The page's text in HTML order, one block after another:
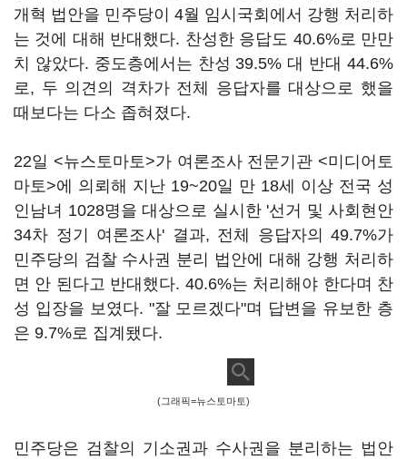
개혁 법안을 민주당이 4월 임시국회에서 강행 처리하
는 것에 대해 반대했다. 찬성한 응답도 40.6%로 만만
치 않았다. 중도층에서는 찬성 39.5% 대 반대 44.6%
로, 두 의견의 격차가 전체 응답자를 대상으로 했을
때보다는 다소 좁혀졌다.
22일 <뉴스토마토>가 여론조사 전문기관 <미디어토
마토>에 의뢰해 지난 19~20일 만 18세 이상 전국 성
인남녀 1028명을 대상으로 실시한 '선거 및 사회현안
34차 정기 여론조사' 결과, 전체 응답자의 49.7%가
민주당의 검찰 수사권 분리 법안에 대해 강행 처리하
면 안 된다고 반대했다. 40.6%는 처리해야 한다며 찬
성 입장을 보였다. "잘 모르겠다"며 답변을 유보한 층
은 9.7%로 집계됐다.
(그래픽=뉴스토마토)
민주당은 검찰의 기소권과 수사권을 분리하는 법안